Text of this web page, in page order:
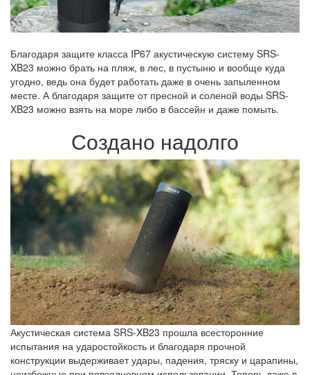
Благодаря защите класса IP67 акустическую систему SRS-
XB23 можно брать на пляж, в лес, в пустыню и вообще куда
угодно, ведь она будет работать даже в очень запыленном
месте. А благодаря защите от пресной и соленой воды SRS-
XB23 можно взять на море либо в бассейн и даже помыть.
Создано надолго
Акустическая система SRS-XB23 прошла всесторонние
испытания на ударостойкость и благодаря прочной
конструкции выдерживает удары, падения, тряску и царапины,